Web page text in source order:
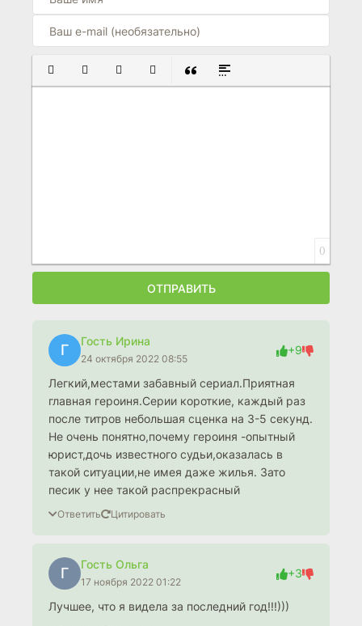
ПОЛУЖИРНЫЙ
КУРСИВПОДЧЕРКНУТЫЙ
ЗАЧЕРКНУТЫЙ
ВСТАВКА ЦИТАТЫ
ВСТАВКА СПОЙЛЕРА
0
ОТПРАВИТЬ
Г
Гость Ирина
24 октября 2022 08:55
+9
Легкий,местами забавный сериал.Приятная
главная героиня.Серии короткие, каждый раз
после титров небольшая сценка на 3-5 секунд.
Не очень понятно,почему героиня -опытный
юрист,дочь известного судьи,оказалась в
такой ситуации,не имея даже жилья. Зато
песик у нее такой распрекрасный
Ответить Цитировать
Г
Гость Ольга
17 ноября 2022 01:22
+3
Лучшее, что я видела за последний год!!!)))